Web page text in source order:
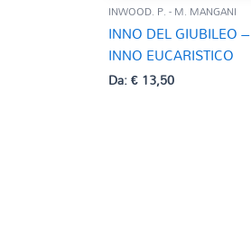
INWOOD. P. - M. MANGANI
INNO DEL GIUBILEO –
INNO EUCARISTICO
Da:€13,50